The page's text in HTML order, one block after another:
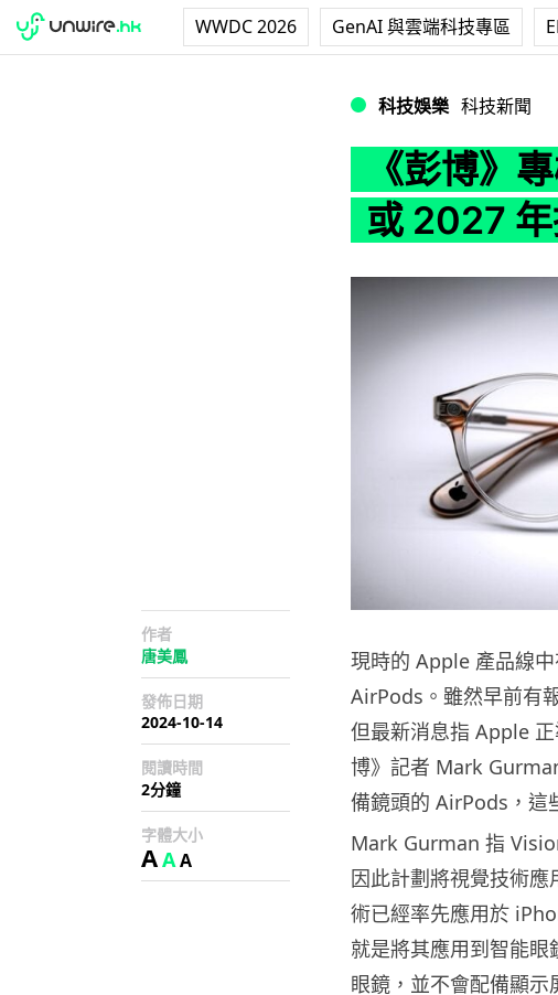
WWDC 2026 GenAI 與雲端科技專區
科技娛樂 科技新聞
《彭博》
或 2027
作者
唐美鳳
發佈日期
2024-10-14
閱讀時間
2分鐘
字體大小
AAA
現時的 Apple 產品線
AirPods。雖然早前有
但最新消息指 Apple
博》記者 Mark
備鏡頭的 AirPods，這
Mark Gurman 指
因此計劃將視覺技術
術已經率先應用於
就是將其應用到智能
眼鏡，並不會配備顯